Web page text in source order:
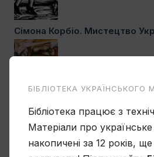
Сімона Корбіо. Мистецтво
Василь Овчинников. Спогад
БІБЛІОТЕКА УКРАЇНСЬКОГО
Бібліотека працює з
Матеріали про
накопичені за 12 років,